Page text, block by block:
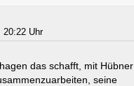
20:22 Uhr
das schafft, mit Hübner
seine